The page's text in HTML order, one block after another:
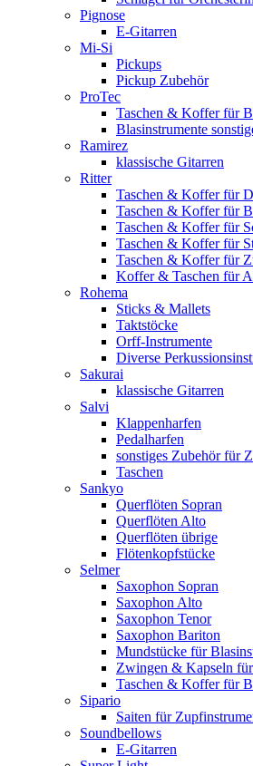
Pignose
E-Gitarren
Mi-Si
Pickups
Pickup Zubehör
ProTec
Taschen & Koffer für
Blasinstrumente
Ramirez
klassische Gitarren
Ritter
Taschen & Koffer für
Taschen & Koffer für
Taschen & Koffer für
Taschen & Koffer für
Taschen & Koffer für
Koffer & Taschen für
Rohema
Sticks & Mallets
Taktstöcke
Orff-Instrumente
Diverse
Sakurai
klassische Gitarren
Salvi
Klappenharfen
Pedalharfen
sonstiges Zubehör für
Taschen
Sankyo
Querflöten Sopran
Querflöten Alto
Querflöten übrige
Flötenkopfstücke
Selmer
Saxophon Sopran
Saxophon Alto
Saxophon Tenor
Saxophon Bariton
Mundstücke für
Zwingen & Kapseln
Taschen & Koffer für
Sipario
Saiten für
Soundbellows
E-Gitarren